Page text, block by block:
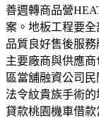
善週轉商品營
案。地板工程要
品質良好售後服
主要廠商與供應
區當舖融資公司
法令紋貴族手術
貸款桃園機車借